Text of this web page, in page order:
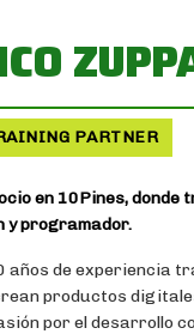
PARTNER
en 10Pines, donde
y programador.
años de experiencia
productos
por el desarrollo